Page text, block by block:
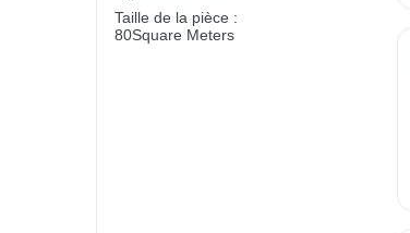
Taille de la pièce :
80Square Meters